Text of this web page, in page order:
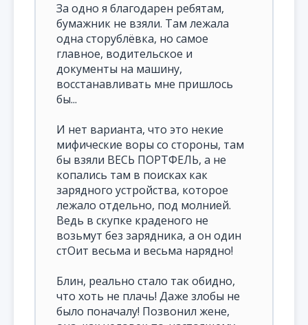
За одно я благодарен ребятам,
бумажник не взяли. Там лежала
одна сторублёвка, но самое
главное, водительское и
документы на машину,
восстанавливать мне пришлось
бы...
И нет варианта, что это некие
мифические воры со стороны, там
бы взяли ВЕСЬ ПОРТФЕЛЬ, а не
копались там в поисках как
зарядного устройства, которое
лежало отдельно, под молнией.
Ведь в скупке краденого не
возьмут без зарядника, а он один
стОит весьма и весьма нарядно!
Блин, реально стало так обидно,
что хоть не плачь! Даже злобы не
было поначалу! Позвонил жене,